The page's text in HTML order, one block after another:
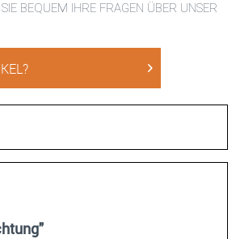
BEQUEM IHRE FRAGEN ÜBER UNSER